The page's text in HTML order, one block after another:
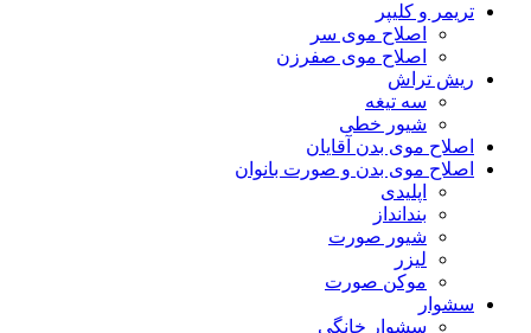
تریمر و کلیپر
اصلاح موی سر
اصلاح موی صفرزن
ریش تراش
سه تیغه
شیور خطی
اصلاح موی بدن آقایان
اصلاح موی بدن و صورت بانوان
اپلیدی
بندانداز
شیور صورت
لیزر
موکن صورت
سشوار
سشوار خانگی